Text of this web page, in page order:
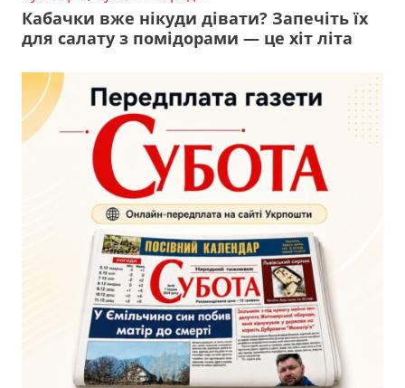
Кабачки вже нікуди дівати? Запечіть їх
для салату з помідорами — це хіт літа